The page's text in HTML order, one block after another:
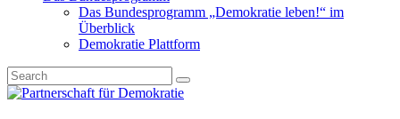
Das Bundesprogramm „Demokratie leben!“ im
Überblick
Demokratie Plattform